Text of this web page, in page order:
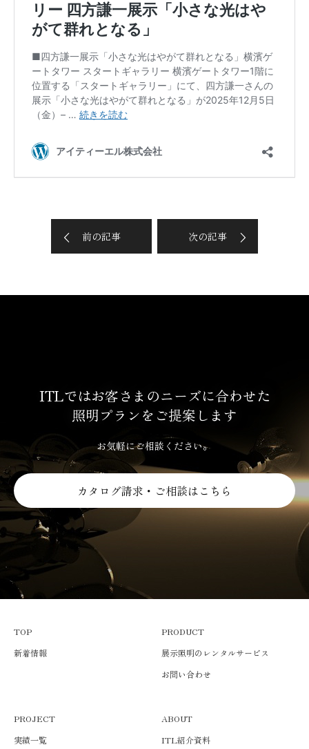
前の記事 次の記事
ITLではお客さまのニーズに合わせた
照明プランをご提案します
お気軽にご相談ください。
カタログ請求・ご相談はこちら
TOP
新着情報
PRODUCT
展示照明のレンタルサービス
お問い合わせ
PROJECT
実績一覧
ABOUT
ITL紹介資料